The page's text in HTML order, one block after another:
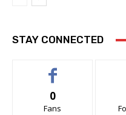
STAY CONNECTED
0
Fans